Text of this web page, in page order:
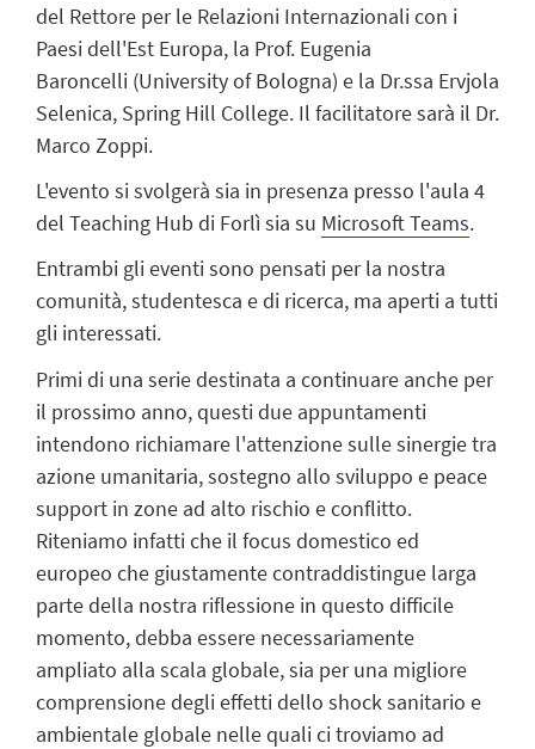
del Rettore per le Relazioni Internazionali con i
Paesi dell'Est Europa, la Prof. Eugenia
Baroncelli (University of Bologna) e la Dr.ssa Ervjola
Selenica, Spring Hill College. Il facilitatore sarà il Dr.
Marco Zoppi.
L'evento si svolgerà sia in presenza presso l'aula 4
del Teaching Hub di Forlì sia su Microsoft Teams.
Entrambi gli eventi sono pensati per la nostra
comunità, studentesca e di ricerca, ma aperti a tutti
gli interessati.
Primi di una serie destinata a continuare anche per
il prossimo anno, questi due appuntamenti
intendono richiamare l'attenzione sulle sinergie tra
azione umanitaria, sostegno allo sviluppo e peace
support in zone ad alto rischio e conflitto.
Riteniamo infatti che il focus domestico ed
europeo che giustamente contraddistingue larga
parte della nostra riflessione in questo difficile
momento, debba essere necessariamente
ampliato alla scala globale, sia per una migliore
comprensione degli effetti dello shock sanitario e
ambientale globale nelle quali ci troviamo ad